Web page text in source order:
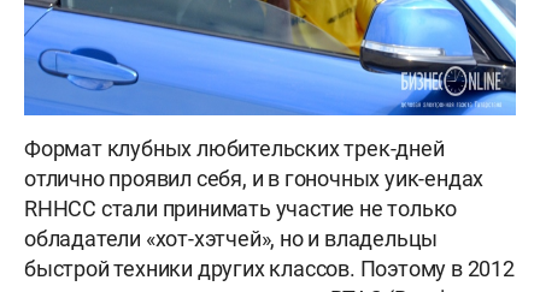
Формат клубных любительских трек-дней
отлично проявил себя, и в гоночных уик-ендах
RHHCC стали принимать участие не только
обладатели «хот-хэтчей», но и владельцы
быстрой техники других классов. Поэтому в 2012